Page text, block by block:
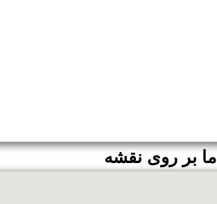
ما بر روی نقشه